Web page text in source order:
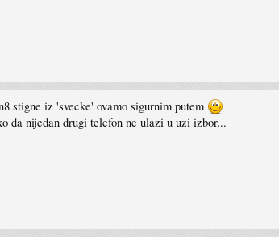
stigne iz 'svecke' ovamo sigurnim putem
da nijedan drugi telefon ne ulazi u uzi izbor...